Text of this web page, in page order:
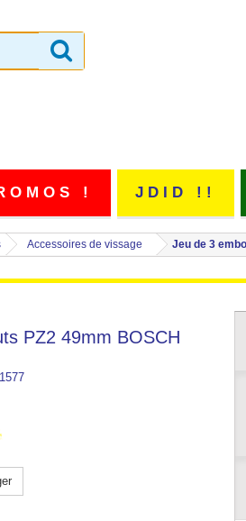
! JDID !!
Accessoires de vissage Jeu de 3
PZ2 49mm BOSCH